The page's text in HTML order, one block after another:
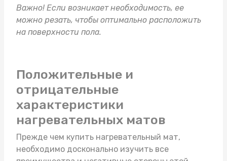
Важно! Если возникает необходимость, ее
можно резать, чтобы оптимально расположить
на поверхности пола.
Положительные и
отрицательные
характеристики
нагревательных матов
Прежде чем купить нагревательный мат,
необходимо досконально изучить все